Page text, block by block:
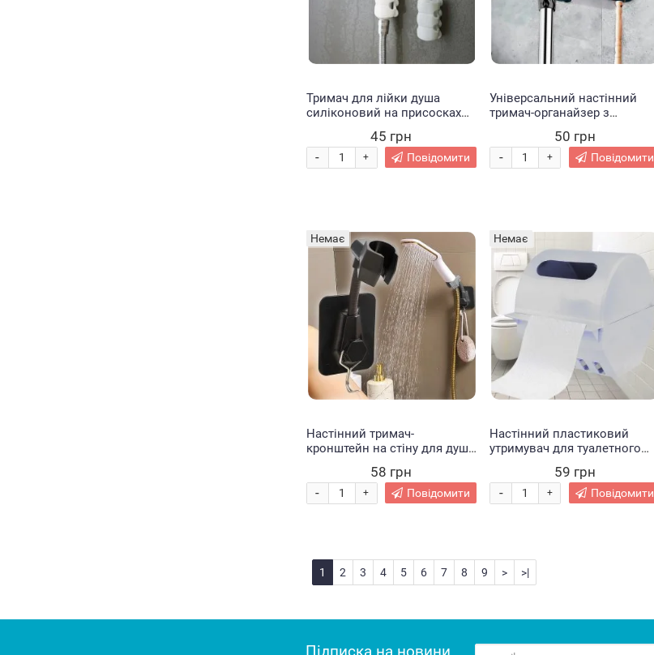
Тримач для лійки душа
силіконовий на присосках
45 грн
+
- Повідомити
Універсальний настінний
тримач-органайзер з
Зелений (205/1293)
50 грн
+
- Повідомити
Немає
Настінний тримач-
кронштейн на стіну для душу
58 грн
+
- Повідомити
Немає
Настінний пластиковий
утримувач для туалетного
59 грн
+
- Повідомити
1 2 3 4 5 6 7 8 9 > >|
Підписка на новини